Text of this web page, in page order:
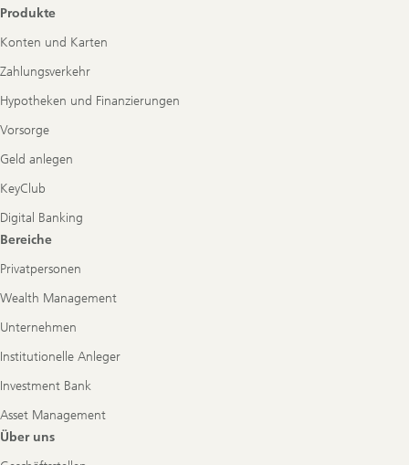
Produkte
Konten und Karten
Zahlungsverkehr
Hypotheken und Finanzierungen
Vorsorge
Geld anlegen
KeyClub
Digital Banking
Bereiche
Privatpersonen
Wealth Management
Unternehmen
Institutionelle Anleger
Investment Bank
Asset Management
Über uns